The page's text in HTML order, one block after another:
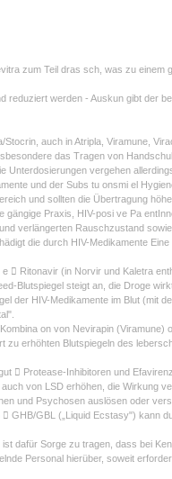
zum Teil dras sch, was zu
werden - Auskun gibt der
auch in Atripla, Viramune,
das Tragen von
vergehen
und der Subs tu onsmi el
und sollten die Übertragung
Praxis, HIV-posi ve Pa
verlängerten Rauschzustand
die durch HIV-Medikamente
Ritonavir (in Norvir und Kaletra
Blutspiegel steigt an, die Droge
der HIV-Medikamente im Blut (mit
on von Nevirapin
erhöhten Blutspiegeln des
 Protease-Inhibitoren und
von LSD erhöhen, die Wirkung
und Psychosen auslösen oder
GHB/GBL („Liquid Ecstasy") kann
dafür Sorge zu tragen, dass bei
Personal hierüber, soweit